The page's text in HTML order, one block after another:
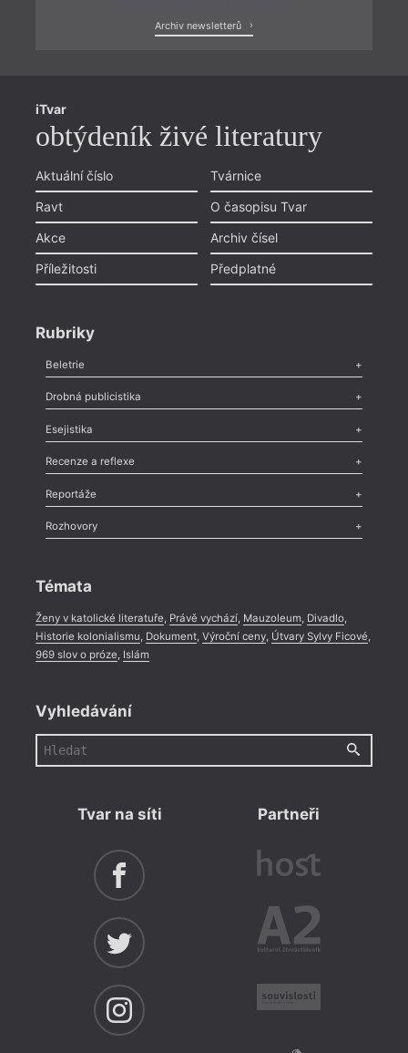
Archiv newsletterů
iTvar
obtýdeník živé literatury
Aktuální číslo
Ravt
Akce
Příležitosti
Tvárnice
O časopisu Tvar
Archiv čísel
Předplatné
Rubriky
Beletrie
Poezie,Próza,Dokumenty
Drobná publicistika
Odlesk
Nekrolog,Glosa,Sloupek,Pozvánka,Literární soutěž,
Esejistika
Esej ,Pádlo,Úvaha
Recenze a reflexe
Recenze
Méně slov o próze,Celá rubrika
Reportáže
Literární zítřky
Celá rubrika
Rozhovory
Témata
Ženy v katolické literatuře, Právě vychází, Mauzoleum, Divadlo,
Historie kolonialismu, Dokument, Výroční ceny, Útvary Sylvy Ficové,
969 slov o próze, Islám
Vyhledávání
Tvar na síti Partneři